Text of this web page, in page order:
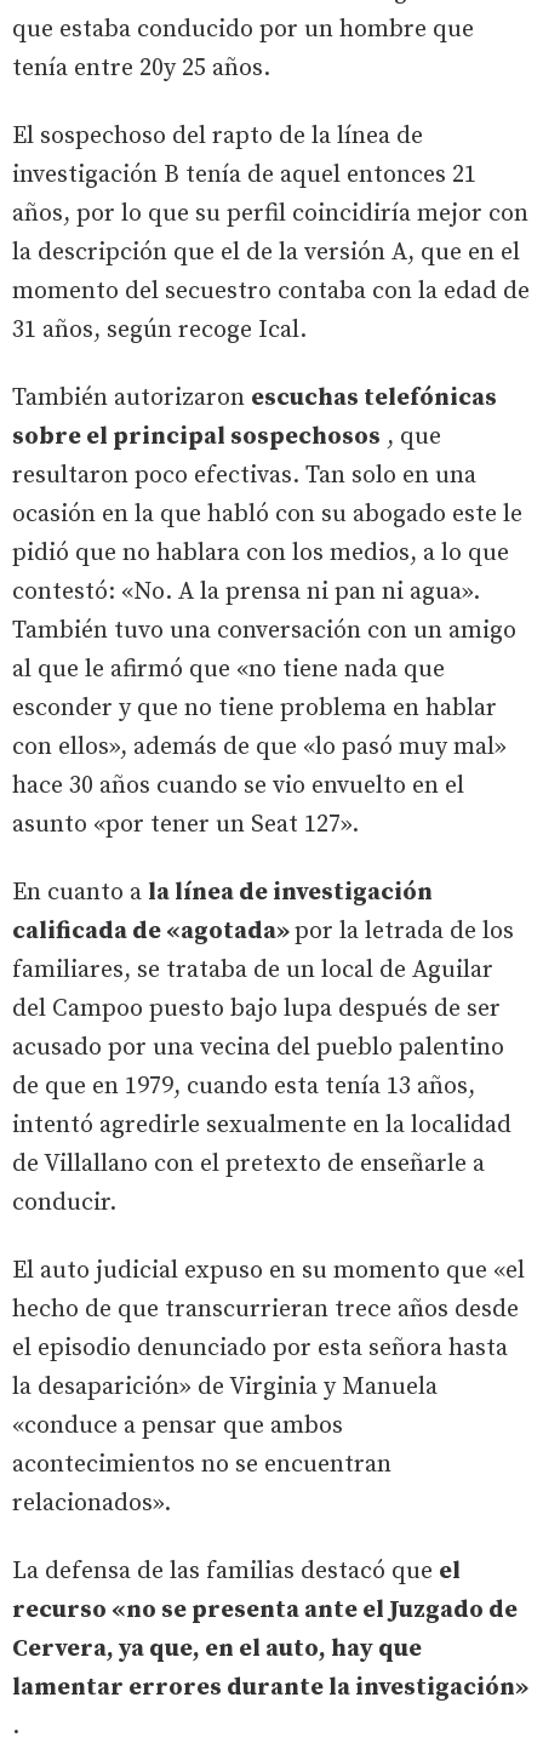
que estaba conducido por un hombre que
tenía entre 20y 25 años.
El sospechoso del rapto de la línea de
investigación B tenía de aquel entonces 21
años, por lo que su perfil coincidiría mejor con
la descripción que el de la versión A, que en el
momento del secuestro contaba con la edad de
31 años, según recoge Ical.
También autorizaron escuchas telefónicas
sobre el principal sospechosos , que
resultaron poco efectivas. Tan solo en una
ocasión en la que habló con su abogado este le
pidió que no hablara con los medios, a lo que
contestó: «No. A la prensa ni pan ni agua».
También tuvo una conversación con un amigo
al que le afirmó que «no tiene nada que
esconder y que no tiene problema en hablar
con ellos», además de que «lo pasó muy mal»
hace 30 años cuando se vio envuelto en el
asunto «por tener un Seat 127».
En cuanto a la línea de investigación
calificada de «agotada»por la letrada de los
familiares, se trataba de un local de Aguilar
del Campoo puesto bajo lupa después de ser
acusado por una vecina del pueblo palentino
de que en 1979, cuando esta tenía 13 años,
intentó agredirle sexualmente en la localidad
de Villallano con el pretexto de enseñarle a
conducir.
El auto judicial expuso en su momento que «el
hecho de que transcurrieran trece años desde
el episodio denunciado por esta señora hasta
la desaparición» de Virginia y Manuela
«conduce a pensar que ambos
acontecimientos no se encuentran
relacionados».
La defensa de las familias destacó que el
recurso «no se presenta ante el Juzgado de
Cervera, ya que, en el auto, hay que
lamentar errores durante la investigación»
.